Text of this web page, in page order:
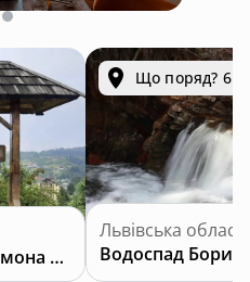
Парк святого Пантелеймона Цілителя
Що поряд? 6.8
Львівська
Водоспад